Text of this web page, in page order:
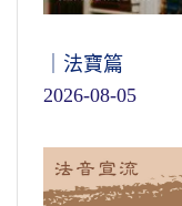
｜法寶篇
2026-08-05